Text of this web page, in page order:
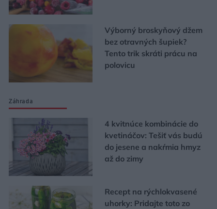
Výborný broskyňový džem
bez otravných šupiek?
Tento trik skráti prácu na
polovicu
Záhrada
4 kvitnúce kombinácie do
kvetináčov: Tešiť vás budú
do jesene a nakŕmia hmyz
až do zimy
Recept na rýchlokvasené
uhorky: Pridajte toto zo